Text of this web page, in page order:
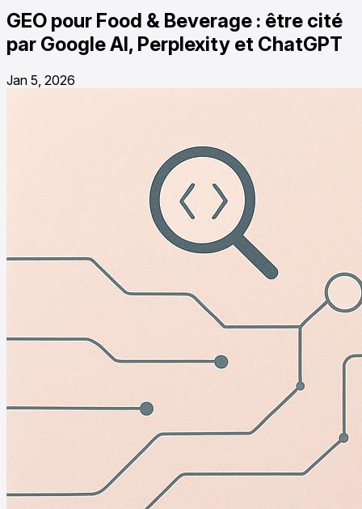
GEO pour Food & Beverage : être cité
par Google AI, Perplexity et ChatGPT
Jan 5, 2026